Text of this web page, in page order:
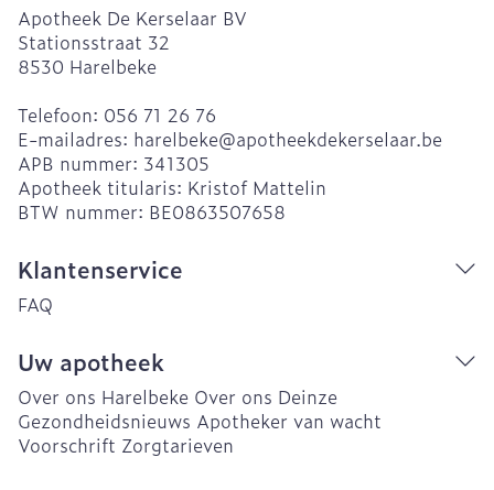
Apotheek De Kerselaar BV
Stationsstraat 32
8530 Harelbeke
Telefoon: 056 71 26 76
E-mailadres: harelbeke@apotheekdekerselaar.be
APB nummer: 341305
Apotheek titularis: Kristof Mattelin
BTW nummer: BE0863507658
Klantenservice
FAQ
Uw apotheek
Over ons Harelbeke Over ons Deinze
Gezondheidsnieuws Apotheker van wacht
Voorschrift Zorgtarieven